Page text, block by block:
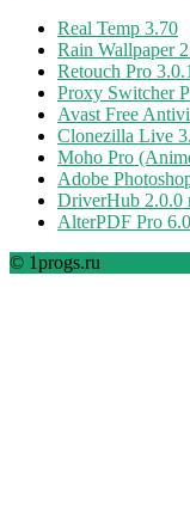
Real Temp 3.70
Rain Wallpaper
Retouch Pro
Proxy Switcher
Avast Free
Clonezilla Live
Moho Pro
Adobe
DriverHub 2.0.0
AlterPDF Pro 6.0
© 1progs.ru